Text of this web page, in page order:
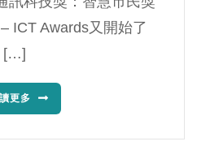
ICT Awards又開始了
[…]
更多